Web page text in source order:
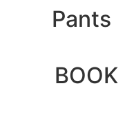
Pants
BOOK